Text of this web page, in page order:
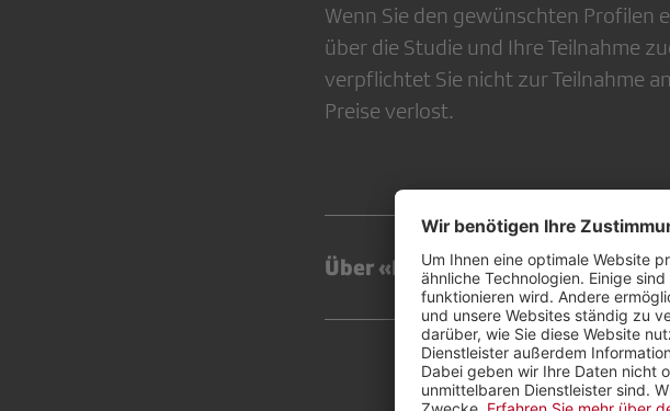
Wenn Sie den gewünschten
über die Studie und Ihre Teilnahme
verpflichtet Sie nicht zur Teilnahme
Preise verlost.
Über «Public Spaces Incubator»